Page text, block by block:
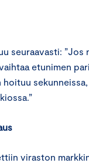
seuraavasti: ”Jos
etunimen
viraston